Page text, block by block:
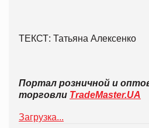
ТЕКСТ: Татьяна Алексенко
Портал розничной и
торговли TradeMaster.UA
Загрузка...